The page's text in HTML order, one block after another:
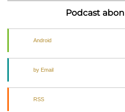
Podcast
Android
by Email
RSS